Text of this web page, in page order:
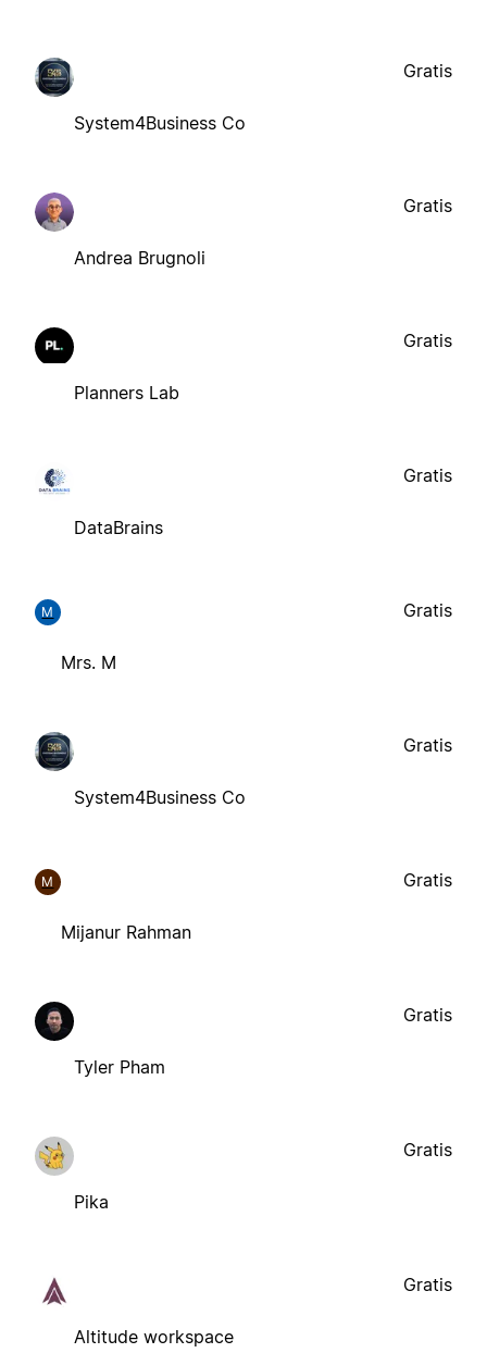
System4Business Co
Gratis
Andrea Brugnoli
Gratis
Planners Lab
Gratis
DataBrains
Gratis
M
Mrs. M
Gratis
System4Business Co
Gratis
M
Mijanur Rahman
Gratis
Tyler Pham
Gratis
Pika
Gratis
Altitude workspace
Gratis